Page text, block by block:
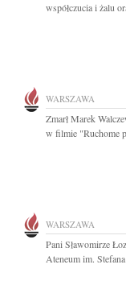
współczucia i żalu
WARSZAWA
Zmarł Marek
w filmie "Ruchome
WARSZAWA
Pani Sławomirze
Ateneum im.